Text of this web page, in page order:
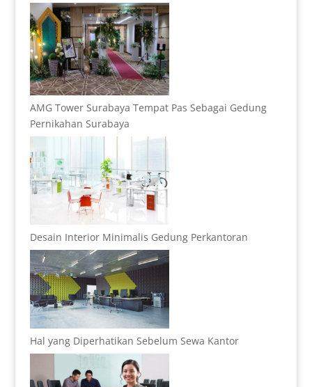
AMG Tower Surabaya Tempat Pas Sebagai Gedung
Pernikahan Surabaya
Desain Interior Minimalis Gedung Perkantoran
Hal yang Diperhatikan Sebelum Sewa Kantor